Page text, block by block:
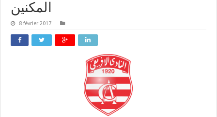
المكنين
8 février 2017